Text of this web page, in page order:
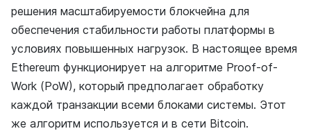
решения масштабируемости блокчейна для
обеспечения стабильности работы платформы в
условиях повышенных нагрузок. В настоящее время
Ethereum функционирует на алгоритме Proof-of-
Work (PoW), который предполагает обработку
каждой транзакции всеми блоками системы. Этот
же алгоритм используется и в сети Bitcoin.